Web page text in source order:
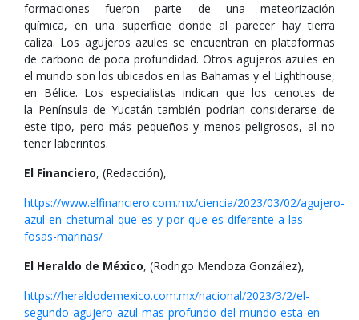
formaciones fueron parte de una meteorización
química, en una superficie donde al parecer hay tierra
caliza. Los agujeros azules se encuentran en plataformas
de carbono de poca profundidad. Otros agujeros azules en
el mundo son los ubicados en las Bahamas y el Lighthouse,
en Bélice. Los especialistas indican que los cenotes de
la Península de Yucatán también podrían considerarse de
este tipo, pero más pequeños y menos peligrosos, al no
tener laberintos.
El Financiero, (Redacción),
https://www.elfinanciero.com.mx/ciencia/2023/03/02/agujero-
azul-en-chetumal-que-es-y-por-que-es-diferente-a-las-
fosas-marinas/
El Heraldo de México, (Rodrigo Mendoza González),
https://heraldodemexico.com.mx/nacional/2023/3/2/el-
segundo-agujero-azul-mas-profundo-del-mundo-esta-en-